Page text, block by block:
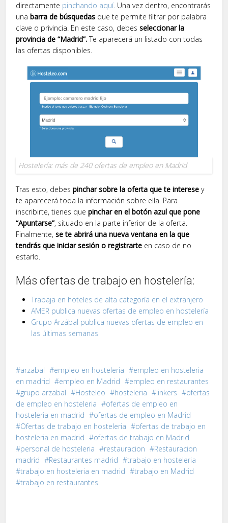
directamente pinchando aquí. Una vez dentro, encontrarás
una barra de búsquedas que te permite filtrar por palabra
clave o privincia. En este caso, debesseleccionar la
provincia de “Madrid”.Te aparecerá un listado con todas
las ofertas disponibles.
Hostelería: más de 240 ofertas de empleo en Madrid
Tras esto, debespinchar sobre la oferta que te interese y
te aparecerá toda la información sobre ella. Para
inscribirte, tienes quepinchar en el botón azul que pone
“Apuntarse”, situado en la parte inferior de la oferta.
Finalmente,se te abrirá una nueva ventana en la que
tendrás que iniciar sesión o registrarte en caso de no
estarlo.
Más ofertas de trabajo en hostelería:
Trabaja en hoteles de alta categoría en el extranjero
AMER publica nuevas ofertas de empleo en hostelería
Grupo Arzábal publica nuevas ofertas de empleo en
las últimas semanas
arzabal empleo en hosteleria
empleo en hosteleria
en madrid
empleo en Madrid
empleo en restaurantes
grupo arzabal
Hosteleo hosteleria linkers
ofertas
de empleo en hosteleria
ofertas de empleo en
hosteleria en madrid
ofertas de empleo en Madrid
Ofertas de trabajo en hosteleria
ofertas de trabajo en
hosteleria en madrid
ofertas de trabajo en Madrid
personal de hosteleria
restauracion
Restauracion
madrid
Restaurantes madrid
trabajo en hosteleria
trabajo en hosteleria en madrid
trabajo en Madrid
trabajo en restaurantes